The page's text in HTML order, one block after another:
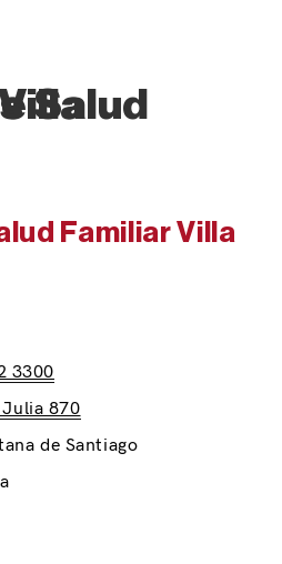
Familiar Villa
3300
Julia 870
de Santiago